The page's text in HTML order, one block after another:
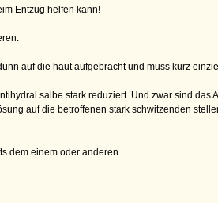
Entzug helfen kann!
auf die haut aufgebracht und muss kurz
salbe stark reduziert. Und zwar sind
auf die betroffenen stark schwitzenden
dem einem oder anderen.